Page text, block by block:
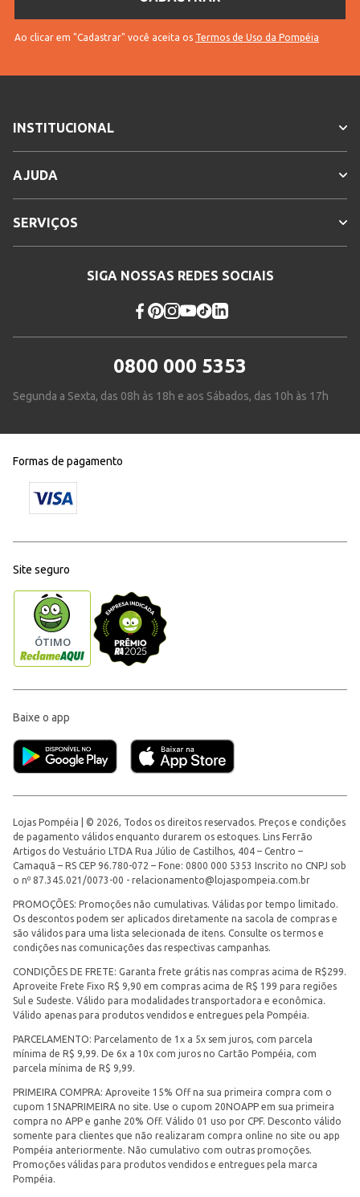
Ao clicar em "Cadastrar" você aceita os Termos de Uso da Pompéia
INSTITUCIONAL
AJUDA
SERVIÇOS
SIGA NOSSAS REDES SOCIAIS
0800 000 5353
Segunda a Sexta, das 08h às 18h e aos Sábados, das 10h às 17h
Formas de pagamento
Site seguro
Baixe o app
Lojas Pompéia | © 2026, Todos os direitos reservados. Preços e condições
de pagamento válidos enquanto durarem os estoques. Lins Ferrão
Artigos do Vestuário LTDA Rua Júlio de Castilhos, 404 – Centro –
Camaquã – RS CEP 96.780-072 – Fone: 0800 000 5353 Inscrito no CNPJ sob
o nº 87.345.021/0073-00 - relacionamento@lojaspompeia.com.br
PROMOÇÕES: Promoções não cumulativas. Válidas por tempo limitado.
Os descontos podem ser aplicados diretamente na sacola de compras e
são válidos para uma lista selecionada de itens. Consulte os termos e
condições nas comunicações das respectivas campanhas.
CONDIÇÕES DE FRETE: Garanta frete grátis nas compras acima de R$299.
Aproveite Frete Fixo R$ 9,90 em compras acima de R$ 199 para regiões
Sul e Sudeste. Válido para modalidades transportadora e econômica.
Válido apenas para produtos vendidos e entregues pela Pompéia.
PARCELAMENTO: Parcelamento de 1x a 5x sem juros, com parcela
mínima de R$ 9,99. De 6x a 10x com juros no Cartão Pompéia, com
parcela mínima de R$ 9,99.
PRIMEIRA COMPRA: Aproveite 15% Off na sua primeira compra com o
cupom 15NAPRIMEIRA no site. Use o cupom 20NOAPP em sua primeira
compra no APP e ganhe 20% Off. Válido 01 uso por CPF. Desconto válido
somente para clientes que não realizaram compra online no site ou app
Pompéia anteriormente. Não cumulativo com outras promoções.
Promoções válidas para produtos vendidos e entregues pela marca
Pompéia.